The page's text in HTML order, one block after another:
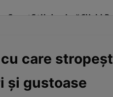
SportStil de viațăClick!
NaționalSport
care
și gustoase